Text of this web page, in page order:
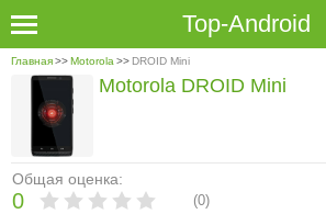
Top-Android
Главная>>Motorola >> DROID Mini
Общая оценка:
0 (0)
Motorola DROID Mini